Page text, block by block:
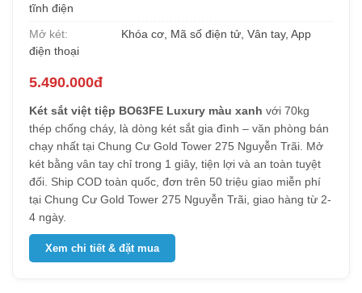
tĩnh điện
Mở két:
Khóa cơ, Mã số điện tử, Vân tay, App
điện thoại
5.490.000đ
Két sắt việt tiệp BO63FE Luxury màu xanh với 70kg
thép chống cháy, là dòng két sắt gia đình – văn phòng bán
chạy nhất tại Chung Cư Gold Tower 275 Nguyễn Trãi. Mở
két bằng vân tay chỉ trong 1 giây, tiện lợi và an toàn tuyệt
đối. Ship COD toàn quốc, đơn trên 50 triệu giao miễn phí
tại Chung Cư Gold Tower 275 Nguyễn Trãi, giao hàng từ 2-
4 ngày.
Xem chi tiết & đặt mua